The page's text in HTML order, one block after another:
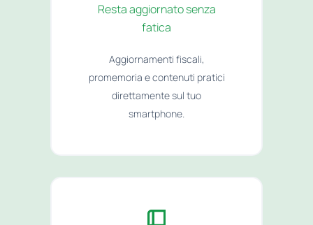
Resta aggiornato senza
fatica
Aggiornamenti fiscali,
promemoria e contenuti pratici
direttamente sul tuo
smartphone.